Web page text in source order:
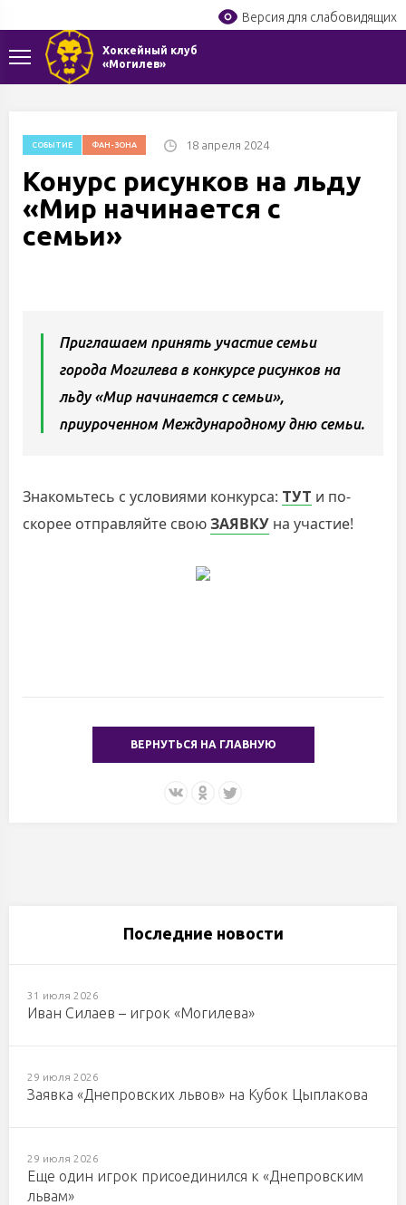
Версия для слабовидящих
Хоккейный клуб
«Могилев»
СОБЫТИЕ ФАН-ЗОНА 18 апреля 2024
Конурс рисунков на льду
«Мир начинается с
семьи»
Приглашаем принять участие семьи
города Могилева в конкурсе рисунков на
льду «Мир начинается с семьи»,
приуроченном Международному дню семьи.
Знакомьтесь с условиями конкурса: ТУТ и по-
скорее отправляйте своюЗАЯВКУ на участие!
ВЕРНУТЬСЯ НА ГЛАВНУЮ
Последние новости
31 июля 2026
Иван Силаев – игрок «Могилева»
29 июля 2026
Заявка «Днепровских львов» на Кубок Цыплакова
29 июля 2026
Еще один игрок присоединился к «Днепровским
львам»